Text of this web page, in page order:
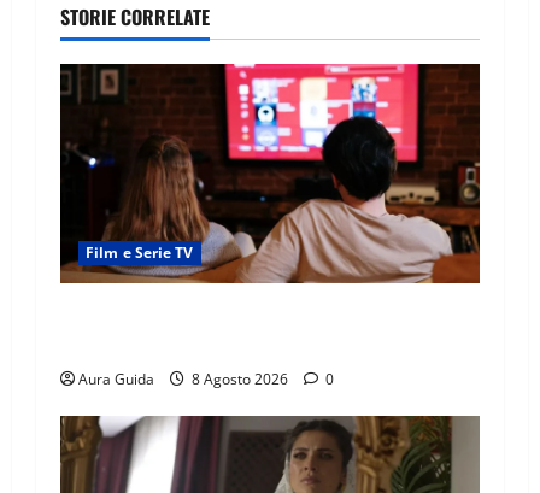
STORIE CORRELATE
Film e Serie TV
Aura Guida 8 Agosto 2026 0